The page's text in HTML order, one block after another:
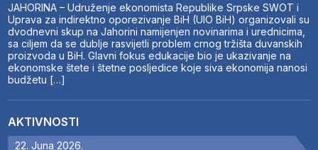
JAHORINA – Udruženje ekonomista Republike Srpske SWOT i
Uprava za indirektno oporezivanje BiH (UIO BiH) organizovali su
dvodnevni skup na Jahorini namijenjen novinarima i urednicima,
sa ciljem da se dublje rasvijetli problem crnog tržišta duvanskih
proizvoda u BiH. Glavni fokus edukacije bio je ukazivanje na
ekonomske štete i štetne posljedice koje siva ekonomija nanosi
budžetu […]
AKTIVNOSTI
22. Juna 2026.